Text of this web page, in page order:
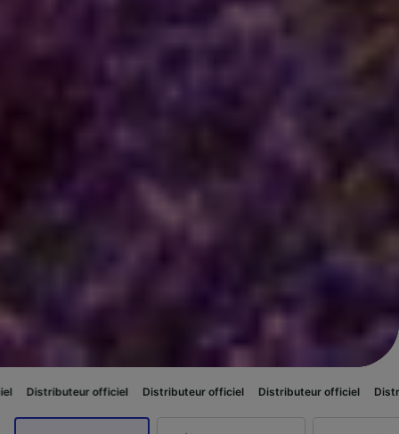
officiel Distributeur officiel Distributeur officiel Distributeur officiel